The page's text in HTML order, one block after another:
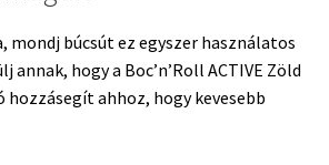
mondj búcsút ez egyszer használatos
annak, hogy a Boc’n’Roll ACTIVE Zöld
hozzásegít ahhoz, hogy kevesebb